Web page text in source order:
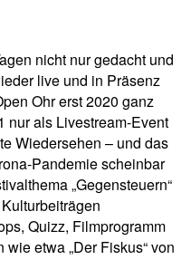
nicht nur gedacht und
live und in Präsenz
Ohr erst 2020 ganz
nur als Livestream-Event
Wiedersehen – und das
Pandemie scheinbar
„Gegensteuern“
Quizz, Filmprogramm
etwa „Der Fiskus“ von